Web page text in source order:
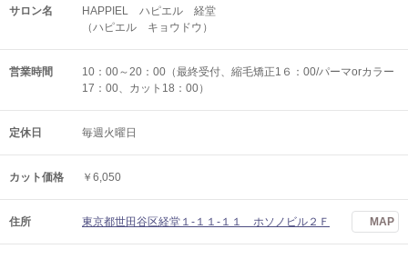
サロン名
HAPPIEL ハピエル 経堂
（ハピエル キョウドウ）
営業時間
10：00～20：00（最終受付、縮毛矯正1６：00/パーマorカラー
17：00、カット18：00）
定休日 毎週火曜日
カット価格 ￥6,050
住所 東京都世田谷区経堂１-１１-１１ ホソノビル２Ｆ MAP